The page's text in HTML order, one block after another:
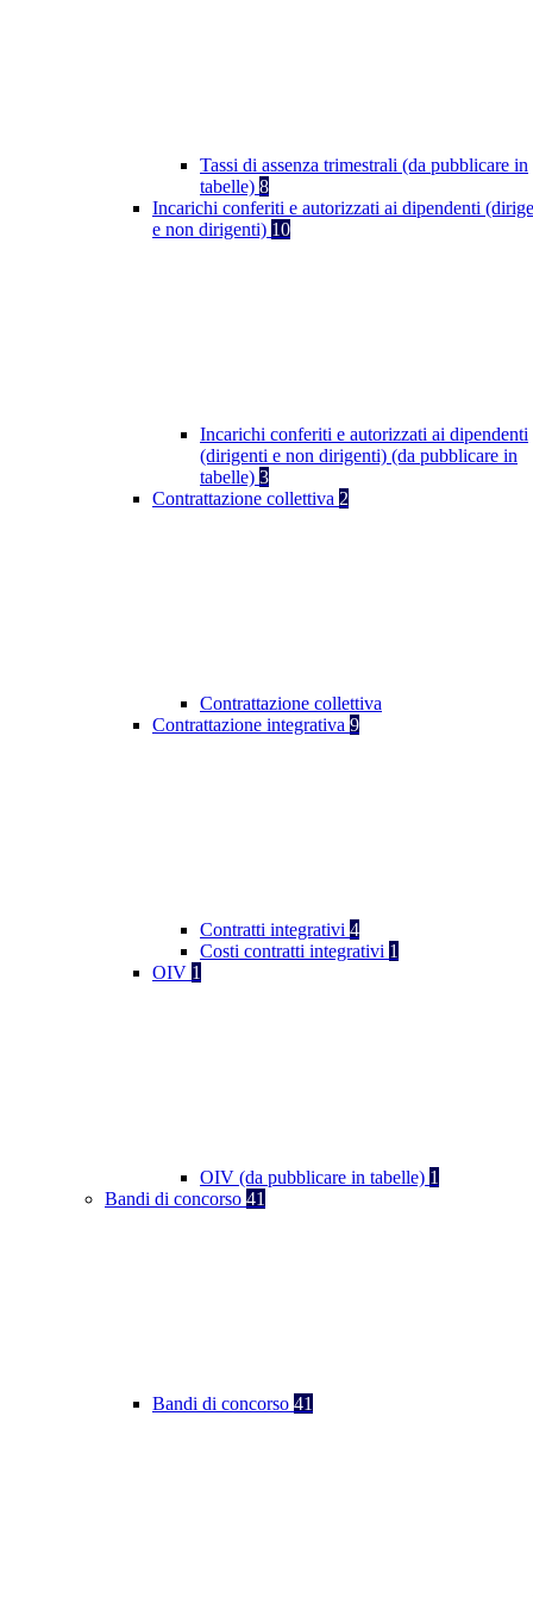
Tassi di assenza trimestrali (da pubblicare in
tabelle) 8
Incarichi conferiti e autorizzati ai dipendenti
e non dirigenti) 10
Incarichi conferiti e autorizzati ai dipendenti
(dirigenti e non dirigenti) (da pubblicare in
tabelle) 3
Contrattazione collettiva 2
Contrattazione collettiva
Contrattazione integrativa 9
Contratti integrativi 4
Costi contratti integrativi 1
OIV 1
OIV (da pubblicare in tabelle) 1
Bandi di concorso 41
Bandi di concorso 41